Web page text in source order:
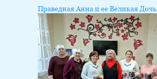
Праведная Анна и ее Великая Дочь